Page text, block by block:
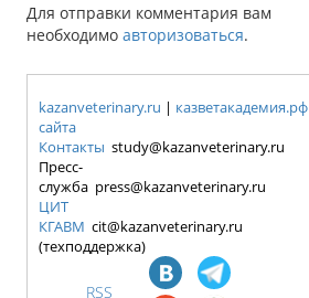
Для отправки комментария вам
необходимо авторизоваться.
kazanveterinary.ru | казветакадемия.рф
сайта
Контакты study@kazanveterinary.ru
Пресс-
служба press@kazanveterinary.ru
ЦИТ
КГАВМ cit@kazanveterinary.ru
(техподдержка)
RSS